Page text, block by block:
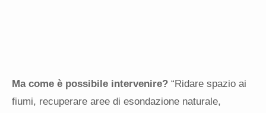
Ma come è possibile intervenire? “Ridare spazio ai
fiumi, recuperare aree di esondazione naturale,